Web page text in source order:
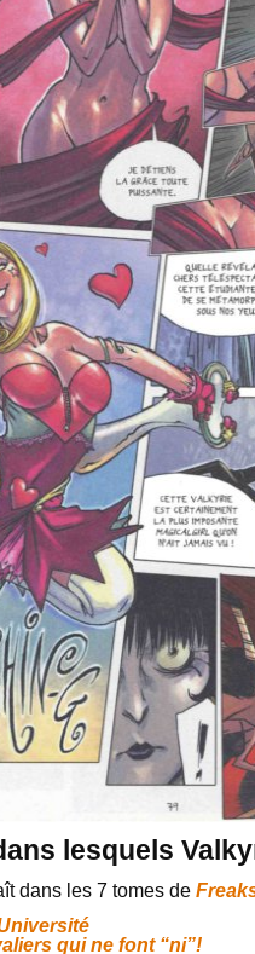
lesquels
dans les 7 tomes de
qui ne font “ni”!